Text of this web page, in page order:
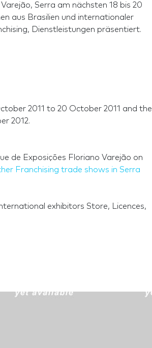
Serra am nächsten 18 bis 20
aus Brasilien und internationaler
Dienstleistungen präsentiert.
2011 to 20 October 2011 and the
2012.
de Exposições Floriano Varejão on
Franchising trade shows in Serra
exhibitors Store, Licences,